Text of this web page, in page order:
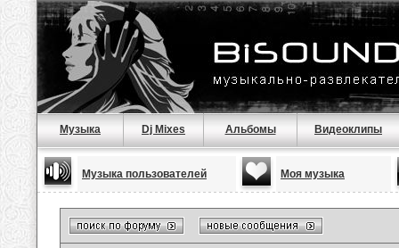
Музыка Dj Mixes Альбомы Видеоклипы
Музыка пользователей Моя музыка